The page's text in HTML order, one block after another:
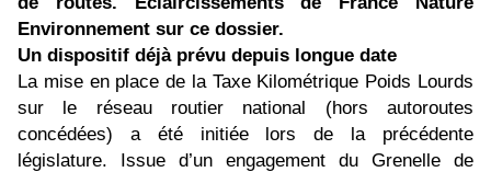
Environnement sur ce dossier.
Un dispositif déjà prévu depuis longue date
La mise en place de la Taxe Kilométrique Poids Lourds
sur le réseau routier national (hors autoroutes
concédées) a été initiée lors de la précédente
législature. Issue d’un engagement du Grenelle de